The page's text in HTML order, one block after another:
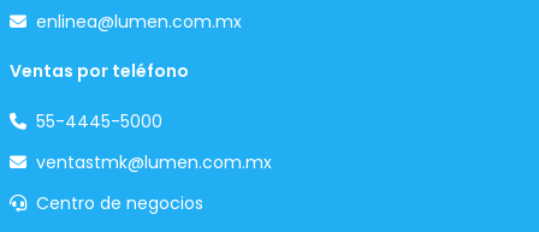
enlinea@lumen.com.mx
Ventas por teléfono
55-4445-5000
ventastmk@lumen.com.mx
Centro de negocios